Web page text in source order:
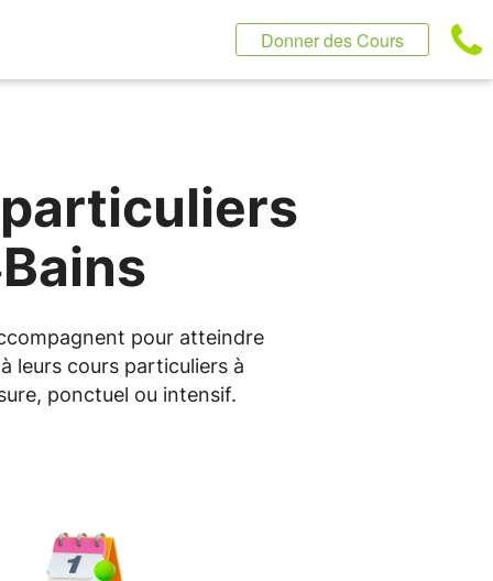
Donner des Cours
pour atteindre
leurs cours particuliers à
ponctuel ou intensif.